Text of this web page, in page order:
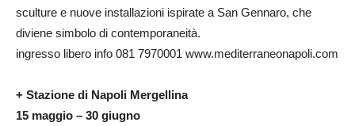
sculture e nuove installazioni ispirate a San Gennaro, che
diviene simbolo di contemporaneità.
ingresso libero info 081 7970001 www.mediterraneonapoli.com
+ Stazione di Napoli Mergellina
15 maggio – 30 giugno